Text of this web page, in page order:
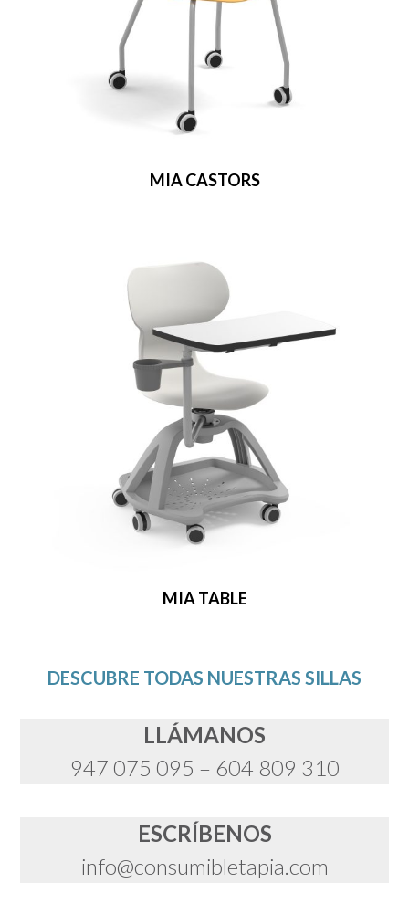
MIA CASTORS
MIA TABLE
DESCUBRE TODAS NUESTRAS SILLAS
LLÁMANOS
947 075 095 – 604 809 310
ESCRÍBENOS
info@consumibletapia.com